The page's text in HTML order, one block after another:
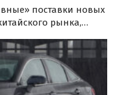
поставки новых
рынка,
Geely Preface